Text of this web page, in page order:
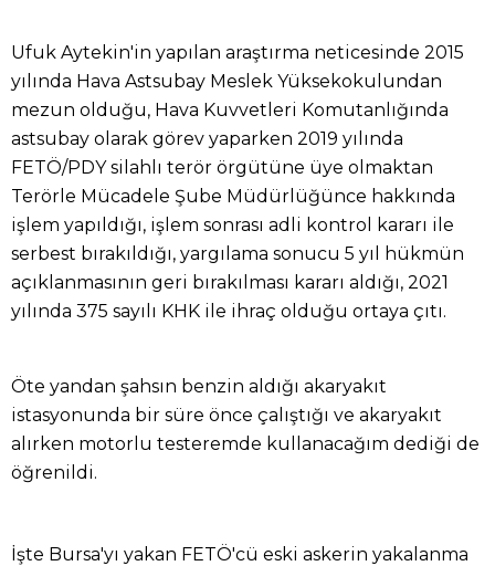
Ufuk Aytekin'in yapılan araştırma neticesinde 2015
yılında Hava Astsubay Meslek Yüksekokulundan
mezun olduğu, Hava Kuvvetleri Komutanlığında
astsubay olarak görev yaparken 2019 yılında
FETÖ/PDY silahlı terör örgütüne üye olmaktan
Terörle Mücadele Şube Müdürlüğünce hakkında
işlem yapıldığı, işlem sonrası adli kontrol kararı ile
serbest bırakıldığı, yargılama sonucu 5 yıl hükmün
açıklanmasının geri bırakılması kararı aldığı, 2021
yılında 375 sayılı KHK ile ihraç olduğu ortaya çıtı.
Öte yandan şahsın benzin aldığı akaryakıt
istasyonunda bir süre önce çalıştığı ve akaryakıt
alırken motorlu testeremde kullanacağım dediği de
öğrenildi.
İşte Bursa'yı yakan FETÖ'cü eski askerin yakalanma